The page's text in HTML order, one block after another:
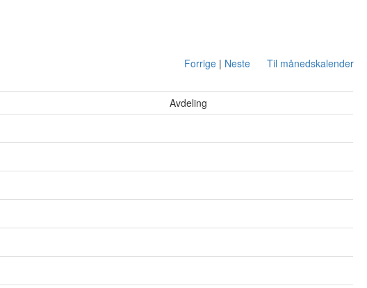
Forrige| Neste Til månedskalender
Avdeling